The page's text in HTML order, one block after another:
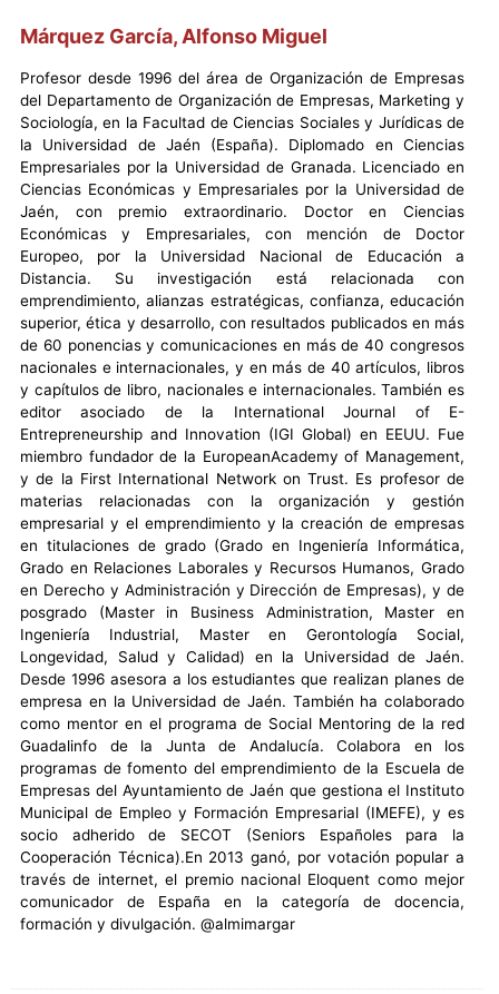
Márquez García, Alfonso Miguel
Profesor desde 1996 del área de Organización de Empresas
del Departamento de Organización de Empresas, Marketing y
Sociología, en la Facultad de Ciencias Sociales y Jurídicas de
la Universidad de Jaén (España). Diplomado en Ciencias
Empresariales por la Universidad de Granada. Licenciado en
Ciencias Económicas y Empresariales por la Universidad de
Jaén, con premio extraordinario. Doctor en Ciencias
Económicas y Empresariales, con mención de Doctor
Europeo, por la Universidad Nacional de Educación a
Distancia. Su investigación está relacionada con
emprendimiento, alianzas estratégicas, confianza, educación
superior, ética y desarrollo, con resultados publicados en más
de 60 ponencias y comunicaciones en más de 40 congresos
nacionales e internacionales, y en más de 40 artículos, libros
y capítulos de libro, nacionales e internacionales. También es
editor asociado de la International Journal of E-
Entrepreneurship and Innovation (IGI Global) en EEUU. Fue
miembro fundador de la EuropeanAcademy of Management,
y de la First International Network on Trust. Es profesor de
materias relacionadas con la organización y gestión
empresarial y el emprendimiento y la creación de empresas
en titulaciones de grado (Grado en Ingeniería Informática,
Grado en Relaciones Laborales y Recursos Humanos, Grado
en Derecho y Administración y Dirección de Empresas), y de
posgrado (Master in Business Administration, Master en
Ingeniería Industrial, Master en Gerontología Social,
Longevidad, Salud y Calidad) en la Universidad de Jaén.
Desde 1996 asesora a los estudiantes que realizan planes de
empresa en la Universidad de Jaén. También ha colaborado
como mentor en el programa de Social Mentoring de la red
Guadalinfo de la Junta de Andalucía. Colabora en los
programas de fomento del emprendimiento de la Escuela de
Empresas del Ayuntamiento de Jaén que gestiona el Instituto
Municipal de Empleo y Formación Empresarial (IMEFE), y es
socio adherido de SECOT (Seniors Españoles para la
Cooperación Técnica).En 2013 ganó, por votación popular a
través de internet, el premio nacional Eloquent como mejor
comunicador de España en la categoría de docencia,
formación y divulgación. @almimargar